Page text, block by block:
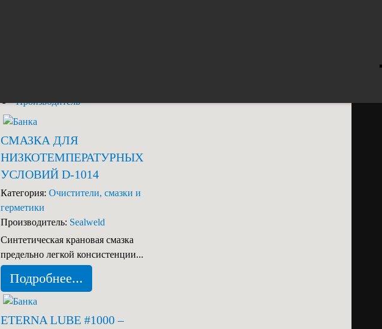
Производитель
СМАЗКА ДЛЯ
НИЗКОТЕМПЕРАТУРНЫХ
УСЛОВИЙ D-1014
Категория: Очистители, смазки и
герметики
Производитель: Sealweld
Синтетическая крановая смазка
предельно легкой консистенции...
Подробнее...
ETERNA LUBE #1000 –